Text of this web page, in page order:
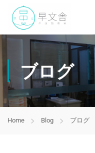
ブログ
Home Blog ブログ